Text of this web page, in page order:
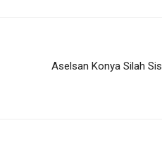
Aselsan Konya Silah